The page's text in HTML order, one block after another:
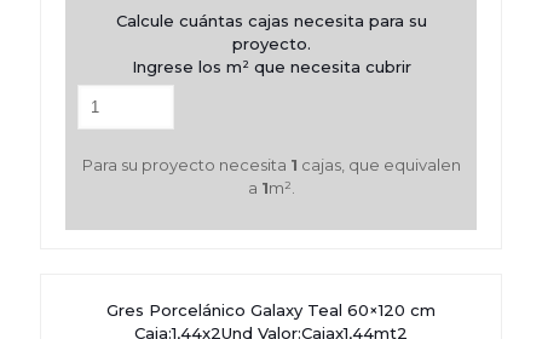
Calcule cuántas cajas necesita para su
proyecto.
Ingrese los m² que necesita cubrir
Para su proyecto necesita 1 cajas, que equivalen
a 1m².
Gres Porcelánico Galaxy Teal 60×120 cm
Caja:1,44x2Und Valor:Cajax1,44mt2